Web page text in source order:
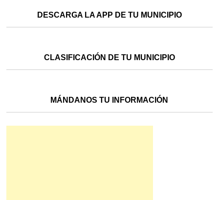
DESCARGA LA APP DE TU MUNICIPIO
CLASIFICACIÓN DE TU MUNICIPIO
MÁNDANOS TU INFORMACIÓN